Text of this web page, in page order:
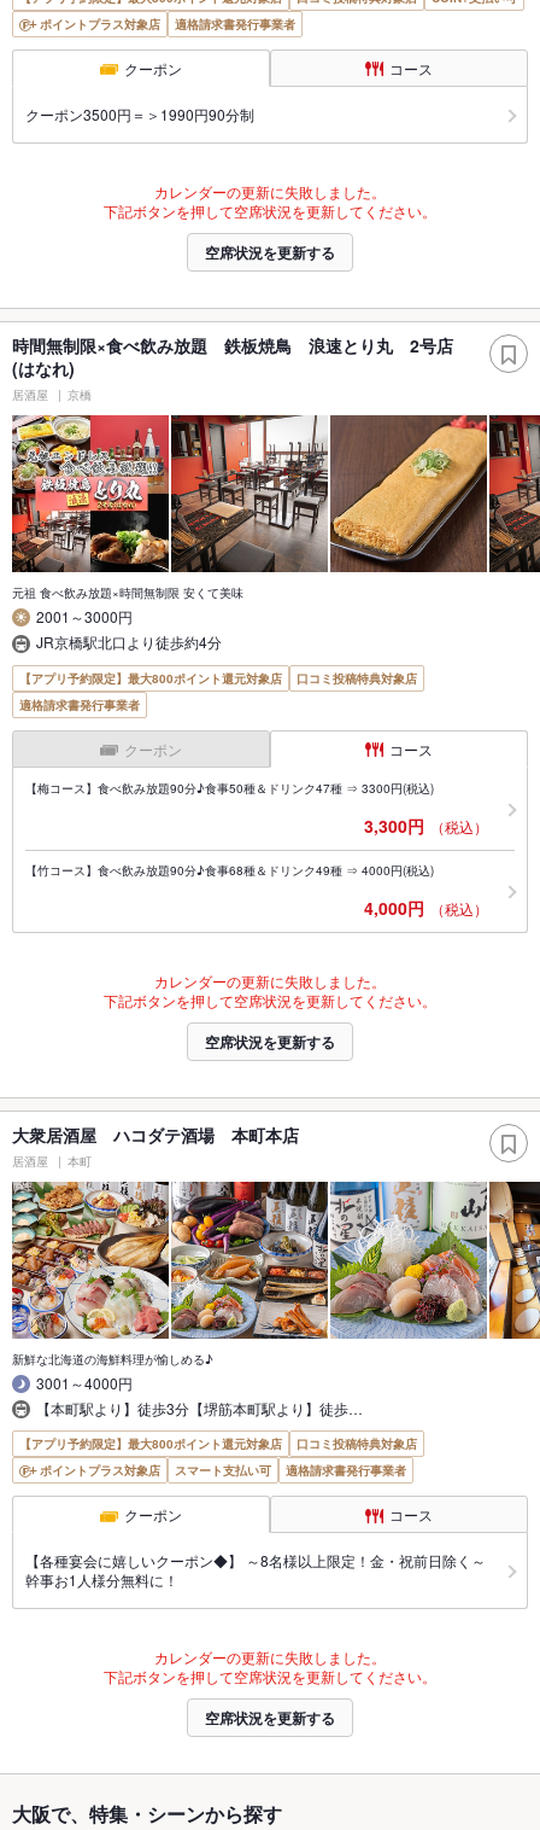
ポイントプラス対象店
適格請求書発行事業者
クーポン コース
クーポン3500円＝＞1990円90分制
カレンダーの更新に失敗しました。
下記ボタンを押して空席状況を更新してください。
空席状況を更新する
時間無制限×食べ飲み放題 鉄板焼鳥 浪速とり丸 2号店
(はなれ)
居酒屋 京橋
元祖 食べ飲み放題×時間無制限 安くて美味
2001～3000円
JR京橋駅北口より徒歩約4分
【アプリ予約限定】最大800ポイント還元対象店
口コミ投稿特典対象店
適格請求書発行事業者
クーポン コース
【梅コース】食べ飲み放題90分♪食事50種＆ドリンク47種 ⇒ 3300円(税込)
3,300円 （税込）
【竹コース】食べ飲み放題90分♪食事68種＆ドリンク49種 ⇒ 4000円(税込)
4,000円 （税込）
カレンダーの更新に失敗しました。
下記ボタンを押して空席状況を更新してください。
空席状況を更新する
大衆居酒屋 ハコダテ酒場 本町本店
居酒屋 本町
新鮮な北海道の海鮮料理が愉しめる♪
3001～4000円
【本町駅より】徒歩3分【堺筋本町駅より】徒歩…
【アプリ予約限定】最大800ポイント還元対象店
口コミ投稿特典対象店
ポイントプラス対象店
スマート支払い可 適格請求書発行事業者
クーポン コース
【各種宴会に嬉しいクーポン◆】 ～8名様以上限定！金・祝前日除く～
幹事お1人様分無料に！
カレンダーの更新に失敗しました。
下記ボタンを押して空席状況を更新してください。
空席状況を更新する
大阪で、特集・シーンから探す